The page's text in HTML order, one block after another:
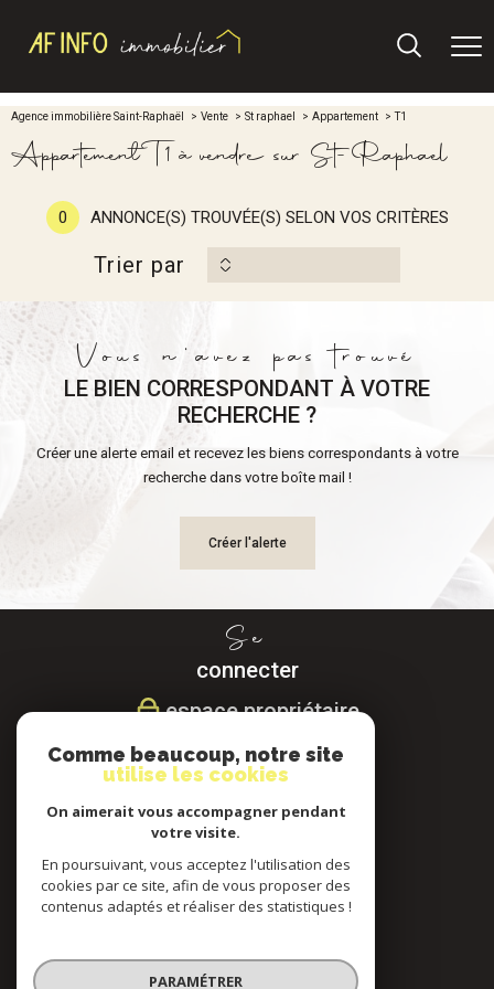
Agence immobilière Saint-Raphaël Vente St raphael Appartement T1
Appartement T1 à vendre sur St-Raphael
0 ANNONCE(S) TROUVÉE(S) SELON VOS CRITÈRES
Trier par
Vous n'avez pas trouvé
LE BIEN CORRESPONDANT À VOTRE
RECHERCHE ?
Créer une alerte email et recevez les biens correspondants à votre
recherche dans votre boîte mail !
Créer l'alerte
Se
connecter
espace propriétaire
Nous
Nous
Comme beaucoup, notre site
utilise les cookies
On aimerait vous accompagner pendant
votre visite.
En poursuivant, vous acceptez l'utilisation des
cookies par ce site, afin de vous proposer des
contenus adaptés et réaliser des statistiques !
PARAMÉTRER